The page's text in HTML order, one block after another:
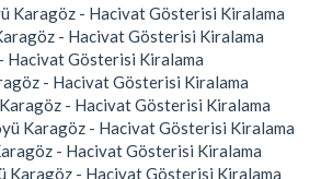
Karagöz - Hacivat Gösterisi Kiralama
- Hacivat Gösterisi Kiralama
Hacivat Gösterisi Kiralama
- Hacivat Gösterisi Kiralama
- Hacivat Gösterisi Kiralama
Karagöz - Hacivat Gösterisi Kiralama
- Hacivat Gösterisi Kiralama
Karagöz - Hacivat Gösterisi Kiralama